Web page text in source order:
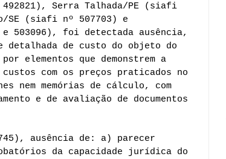
Serra Talhada/PE (siafi
SE (siafi nº 507703) e
503096), foi detectada ausência,
de custo do objeto do
elementos que demonstrem a
com os preços praticados no
nem memórias de cálculo, com
e de avaliação de documentos
ausência de: a) parecer
da capacidade jurídica do